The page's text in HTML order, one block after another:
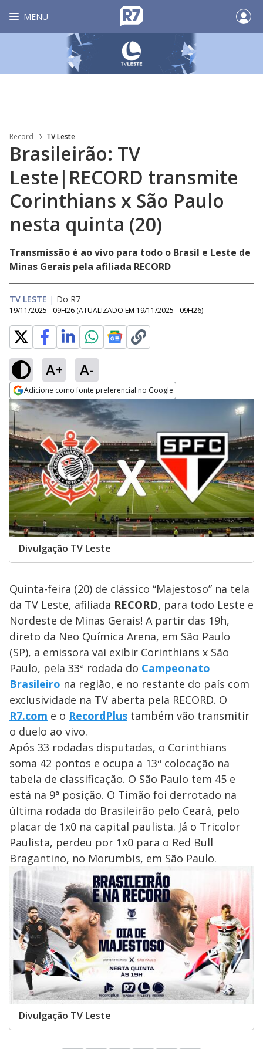
MENU
Record TV Leste
Brasileirão: TV
Leste|RECORD transmite
Corinthians x São Paulo
nesta quinta (20)
Transmissão é ao vivo para todo o Brasil e Leste de
Minas Gerais pela afiliada RECORD
TV LESTE | Do R7
19/11/2025 - 09H26 (ATUALIZADO EM 19/11/2025 - 09H26)
A+ A-
Adicione como fonte preferencial no Google
Opens in new window
Divulgação TV Leste
Quinta-feira (20) de clássico “Majestoso” na tela
da TV Leste, afiliada RECORD, para todo Leste e
Nordeste de Minas Gerais! A partir das 19h,
direto da Neo Química Arena, em São Paulo
(SP), a emissora vai exibir Corinthians x São
Paulo, pela 33ª rodada do Campeonato
Brasileiro na região, e no restante do país com
exclusividade na TV aberta pela RECORD. O
R7.com e o RecordPlus também vão transmitir
o duelo ao vivo.
Após 33 rodadas disputadas, o Corinthians
soma 42 pontos e ocupa a 13ª colocação na
tabela de classificação. O São Paulo tem 45 e
está na 9ª posição. O Timão foi derrotado na
última rodada do Brasileirão pelo Ceará, pelo
placar de 1x0 na capital paulista. Já o Tricolor
Paulista, perdeu por 1x0 para o Red Bull
Bragantino, no Morumbis, em São Paulo.
Divulgação TV Leste